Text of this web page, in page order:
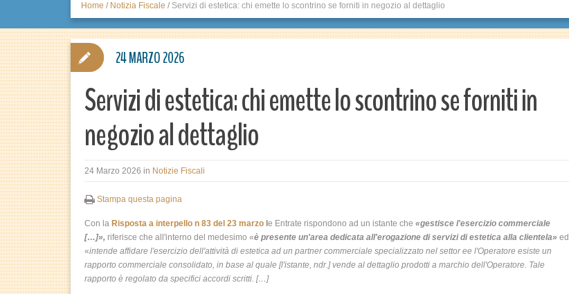
Home / Notizia Fiscale / Servizi di estetica: chi emette lo scontrino se forniti in negozio al dettaglio
Servizi di estetica: chi emette lo scontrino se forniti in
negozio al dettaglio
24 Marzo 2026 in Notizie Fiscali
Stampa questa pagina
Con la Risposta a interpello n 83 del 23 marzo e Entrate rispondono ad un istante che «gestisce l'esercizio commerciale
[…]», riferisce che all'interno del medesimo «è presente un'area dedicata all'erogazione di servizi di estetica alla clientela» ed
«intende affidare l'esercizio dell'attività di estetica ad un partner commerciale specializzato nel settor ee l'Operatore esiste un
rapporto commerciale consolidato, in base al quale [l'istante, ndr.] vende al dettaglio prodotti a marchio dell'Operatore. Tale
rapporto è regolato da specifici accordi scritti. […]
24 MARZO 2026